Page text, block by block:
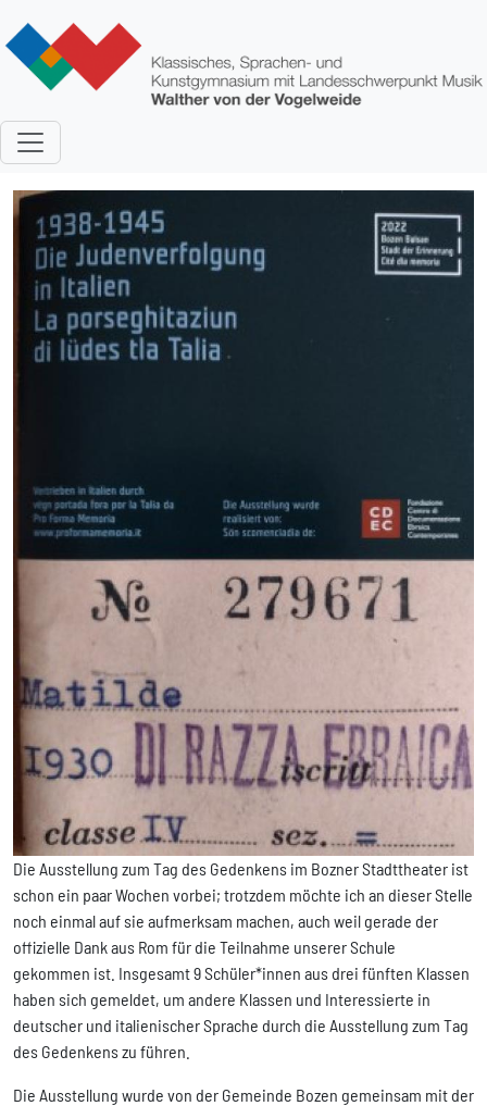
Bild
Die Ausstellung zum Tag des Gedenkens im Bozner Stadttheater ist
schon ein paar Wochen vorbei; trotzdem möchte ich an dieser Stelle
noch einmal auf sie aufmerksam machen, auch weil gerade der
offizielle Dank aus Rom für die Teilnahme unserer Schule
gekommen ist. Insgesamt 9 Schüler*innen aus drei fünften Klassen
haben sich gemeldet, um andere Klassen und Interessierte in
deutscher und italienischer Sprache durch die Ausstellung zum Tag
des Gedenkens zu führen.
Die Ausstellung wurde von der Gemeinde Bozen gemeinsam mit der